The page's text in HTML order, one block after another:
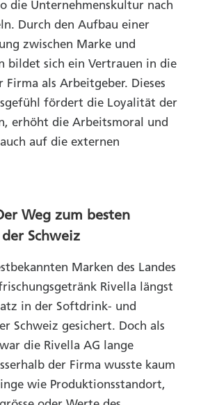
die Unternehmenskultur nach
Durch den Aufbau einer
zwischen Marke und
bildet sich ein Vertrauen in die
Firma als Arbeitgeber. Dieses
fördert die Loyalität der
erhöht die Arbeitsmoral und
auf die externen
Weg zum besten
Schweiz
Marken des Landes
Rivella längst
in der Softdrink- und
Schweiz gesichert. Doch als
die Rivella AG lange
der Firma wusste kaum
wie Produktionsstandort,